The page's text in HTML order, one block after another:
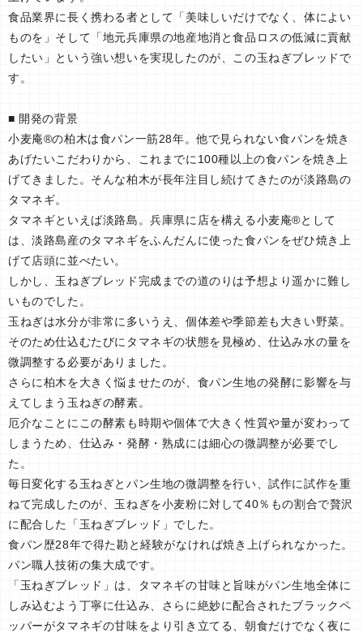
食品業界に長く携わる者として「美味しいだけでなく、体によい
ものを」そして「地元兵庫県の地産地消と食品ロスの低減に貢献
したい」という強い想いを実現したのが、この玉ねぎブレッドで
す。
■ 開発の背景
小麦庵®の柏木は食パン一筋28年。他で見られない食パンを焼き
あげたいこだわりから、これまでに100種以上の食パンを焼き上
げてきました。そんな柏木が長年注目し続けてきたのが淡路島の
タマネギ。
タマネギといえば淡路島。兵庫県に店を構える小麦庵®として
は、淡路島産のタマネギをふんだんに使った食パンをぜひ焼き上
げて店頭に並べたい。
しかし、玉ねぎブレッド完成までの道のりは予想より遥かに難し
いものでした。
玉ねぎは水分が非常に多いうえ、個体差や季節差も大きい野菜。
そのため仕込むたびにタマネギの状態を見極め、仕込み水の量を
微調整する必要がありました。
さらに柏木を大きく悩ませたのが、食パン生地の発酵に影響を与
えてしまう玉ねぎの酵素。
厄介なことにこの酵素も時期や個体で大きく性質や量が変わって
しまうため、仕込み・発酵・熟成には細心の微調整が必要でし
た。
毎日変化する玉ねぎとパン生地の微調整を行い、試作に試作を重
ねて完成したのが、玉ねぎを小麦粉に対して40％もの割合で贅沢
に配合した「玉ねぎブレッド」でした。
食パン歴28年で得た勘と経験がなければ焼き上げられなかった。
パン職人技術の集大成です。
「玉ねぎブレッド」は、タマネギの甘味と旨味がパン生地全体に
しみ込むよう丁寧に仕込み、さらに絶妙に配合されたブラックペ
ッパーがタマネギの甘味をより引き立てる、朝食だけでなく夜に